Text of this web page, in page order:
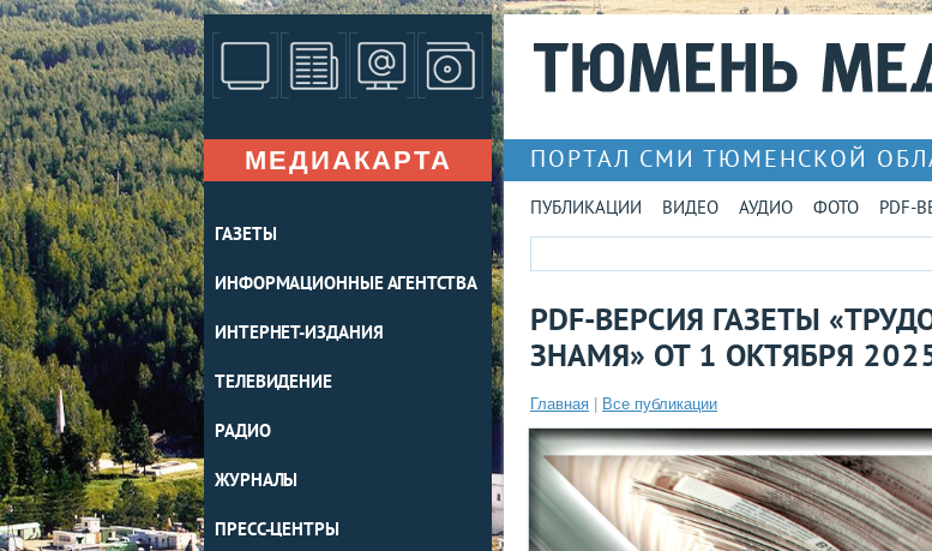
МЕДИАКАРТА
ГАЗЕТЫ
ИНФОРМАЦИОННЫЕ АГЕНТСТВА
ИНТЕРНЕТ-ИЗДАНИЯ
ТЕЛЕВИДЕНИЕ
РАДИО
ЖУРНАЛЫ
ПРЕСС-ЦЕНТРЫ
ПОРТАЛ СМИ ТЮМЕНСКОЙ
ПУБЛИКАЦИИ ВИДЕО АУДИО ФОТО PDF-
PDF-ВЕРСИЯ ГАЗЕТЫ
ЗНАМЯ» ОТ 1 ОКТЯБРЯ
Главная Все публикации